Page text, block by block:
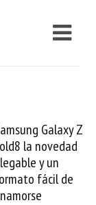
levanta 100
de dólares y
el crédito del
ante el